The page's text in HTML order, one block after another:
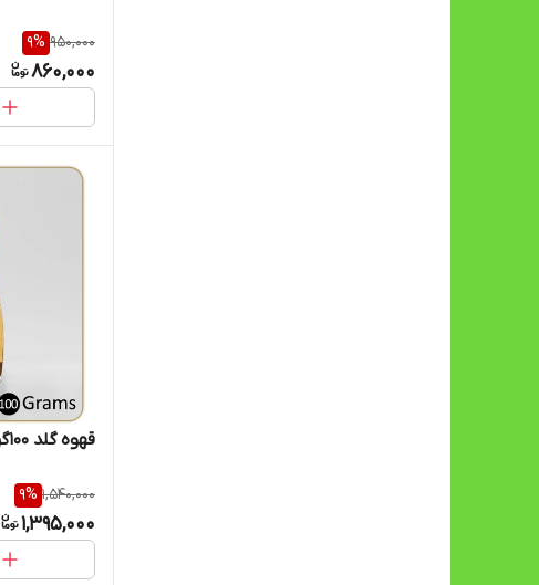
950,000
9%
860,000
قهوه گلد 100گرمی نیوشا
1,540,000
9%
1,395,000